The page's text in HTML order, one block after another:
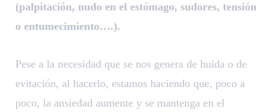
(palpitación, nudo en el estómago, sudores, tensión
o entumecimiento….).
Pese a la necesidad que se nos genera de huida o de
evitación, al hacerlo, estamos haciendo que, poco a
poco, la ansiedad aumente y se mantenga en el